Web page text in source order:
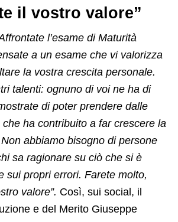
il vostro valore”
l’esame di Maturità
a un esame che vi valorizza
la vostra crescita personale.
talenti: ognuno di voi ne ha di
di poter prendere dalle
ha contribuito a far crescere la
abbiamo bisogno di persone
sa ragionare su ciò che si è
sui propri errori. Farete molto,
valore”. Così, sui social, il
e del Merito Giuseppe